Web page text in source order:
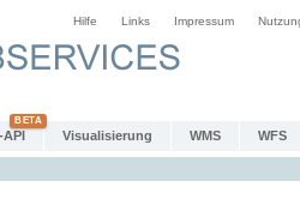
Hilfe Links Impressum
API Visualisierung WMS WFS